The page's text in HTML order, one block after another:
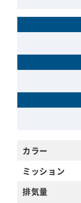
カラー
ミッション
排気量